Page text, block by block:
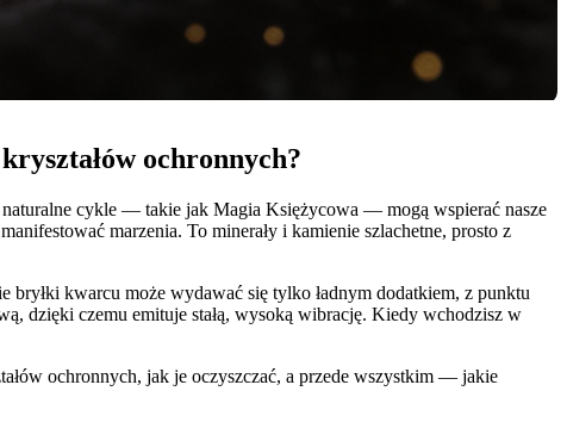
ochronnych?
naturalne cykle — takie jak Magia Księżycowa — mogą wspierać nasze
marzenia. To minerały i kamienie szlachetne, prosto z
kwarcu może wydawać się tylko ładnym dodatkiem, z punktu
dzięki czemu emituje stałą, wysoką wibrację. Kiedy wchodzisz w
ochronnych, jak je oczyszczać, a przede wszystkim — jakie